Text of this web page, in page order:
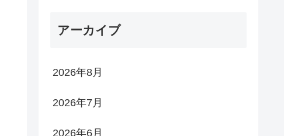
アーカイブ
2026年8月
2026年7月
2026年6月